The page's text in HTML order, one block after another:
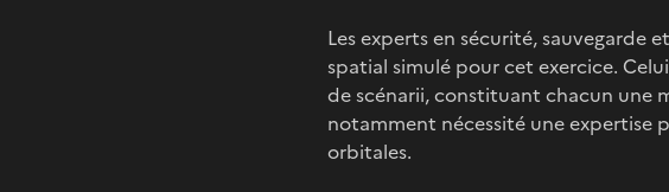
Les experts en sécurité, sauvegarde
spatial simulé pour cet exercice.
de scénarii, constituant chacun une
notamment nécessité une expertise
orbitales.